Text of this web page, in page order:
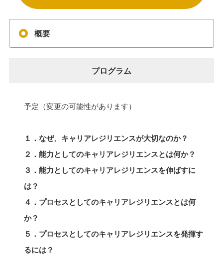
概要
プログラム
予定（変更の可能性があります）
１．なぜ、キャリアレジリエンスが大切なのか？
２．能力としてのキャリアレジリエンスとは何か？
３．能力としてのキャリアレジリエンスを伸ばすに
は？
４．プロセスとしてのキャリアレジリエンスとは何
か？
５．プロセスとしてのキャリアレジリエンスを発揮す
るには？